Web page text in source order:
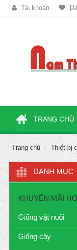
Tài khoản
TRANG CHỦ
Trang chủ Thiết bị
DANH MỤC
KHUYẾN MÃI
Giống vật nuôi
Giống cây